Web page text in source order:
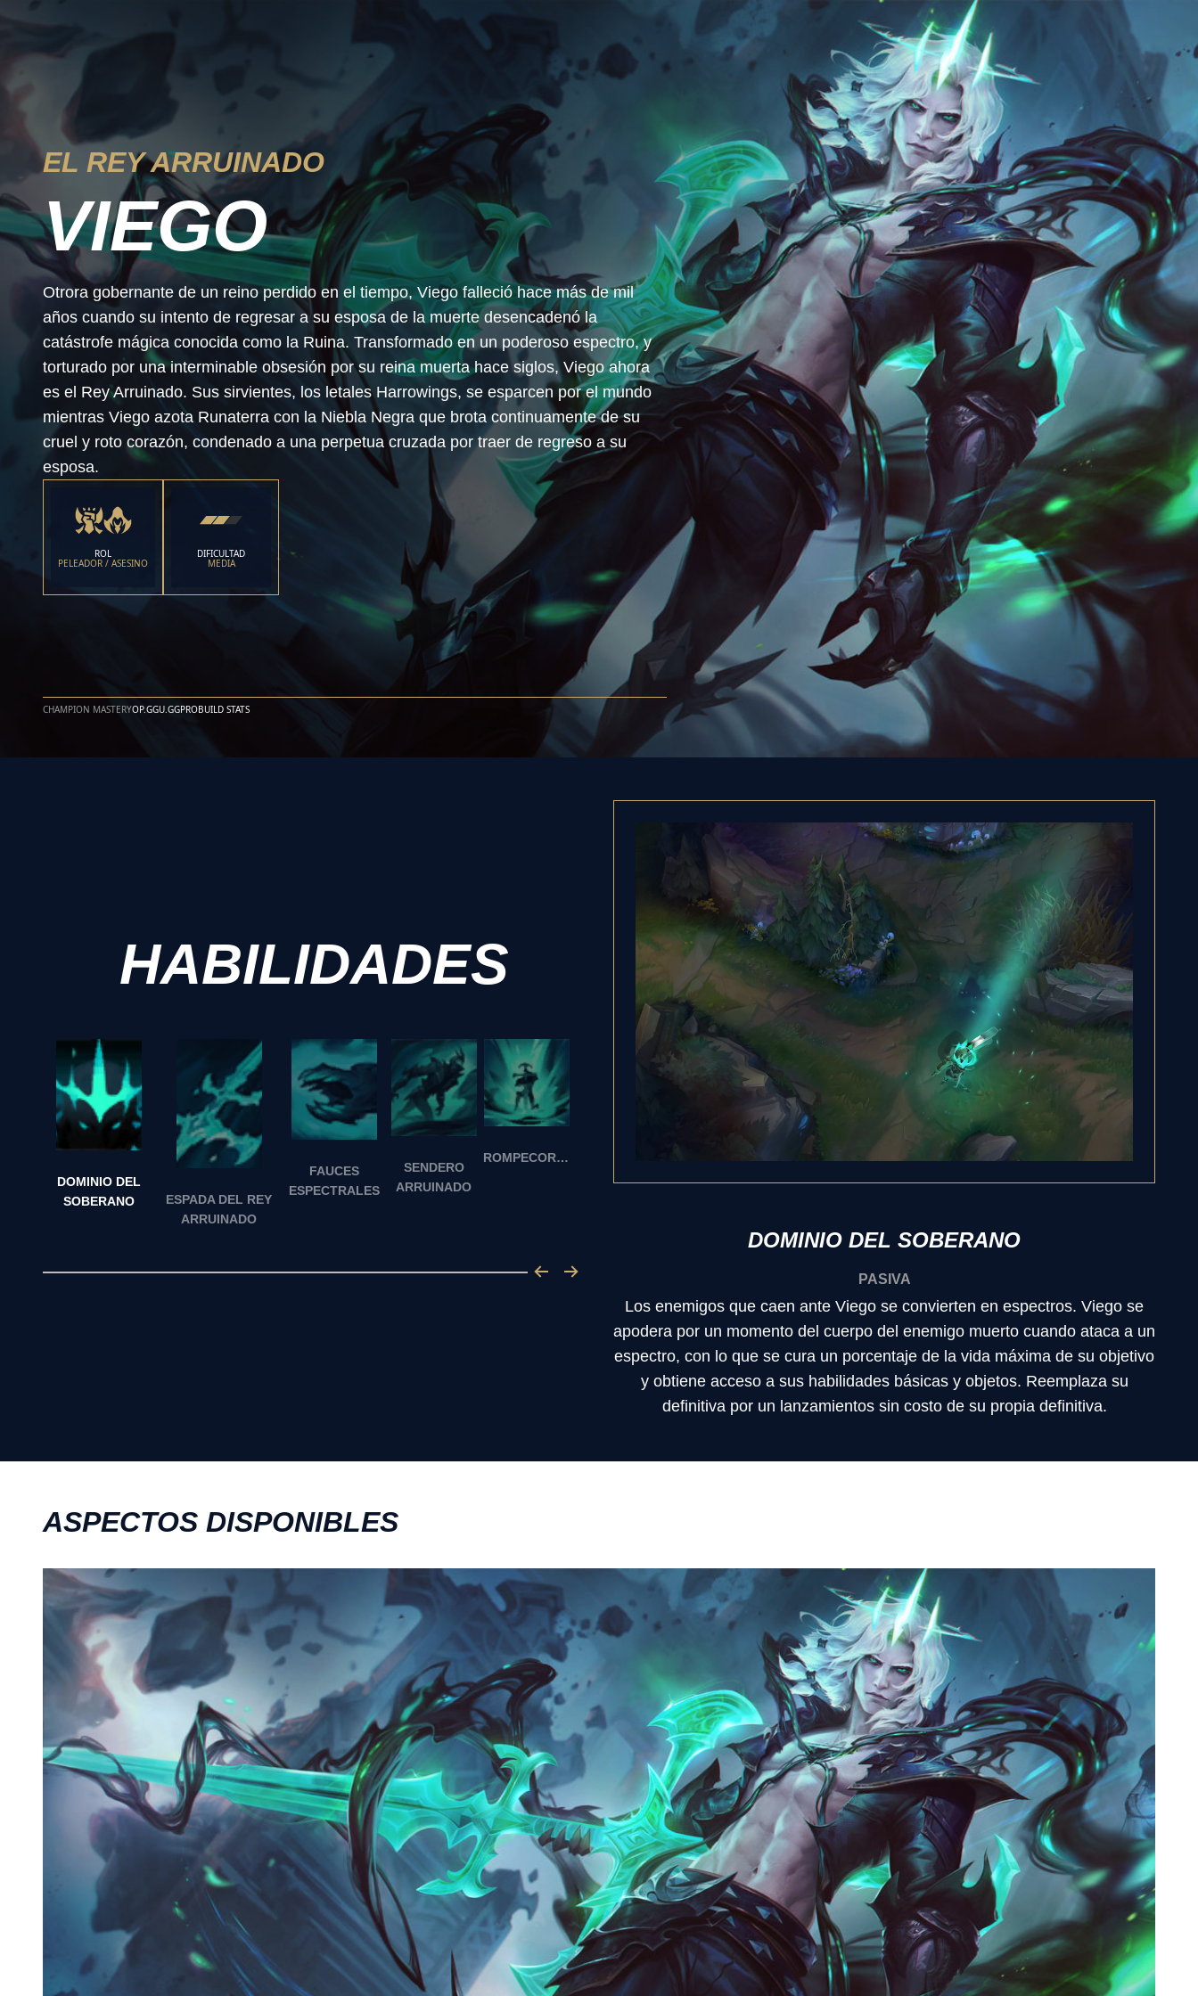
EL REY ARRUINADO
VIEGO
Otrora gobernante de un reino perdido en el tiempo, Viego falleció hace más de mil
años cuando su intento de regresar a su esposa de la muerte desencadenó la
catástrofe mágica conocida como la Ruina. Transformado en un poderoso espectro, y
torturado por una interminable obsesión por su reina muerta hace siglos, Viego ahora
es el Rey Arruinado. Sus sirvientes, los letales Harrowings, se esparcen por el mundo
mientras Viego azota Runaterra con la Niebla Negra que brota continuamente de su
cruel y roto corazón, condenado a una perpetua cruzada por traer de regreso a su
esposa.
ROL
PELEADOR / ASESINO
DIFICULTAD
MEDIA
CHAMPION MASTERYOP.GGU.GGPROBUILD STATS
HABILIDADES
DOMINIO DEL
SOBERANO
ESPADA DEL REY
ARRUINADO
FAUCES
ESPECTRALES
SENDERO
ARRUINADO
ROMPECORAZONES
DOMINIO DEL SOBERANO
PASIVA
Los enemigos que caen ante Viego se convierten en espectros. Viego se
apodera por un momento del cuerpo del enemigo muerto cuando ataca a un
espectro, con lo que se cura un porcentaje de la vida máxima de su objetivo
y obtiene acceso a sus habilidades básicas y objetos. Reemplaza su
definitiva por un lanzamientos sin costo de su propia definitiva.
ASPECTOS DISPONIBLES